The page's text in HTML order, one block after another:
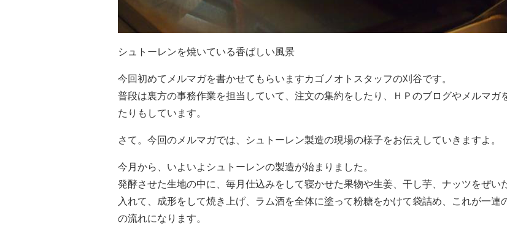
シュトーレンを焼いている香ばしい風景
今回初めてメルマガを書かせてもらいますカゴノオトスタッフの刈谷です。
普段は裏方の事務作業を担当していて、注文の集約をしたり、ＨＰのブログやメルマガ
たりもしています。
さて。今回のメルマガでは、シュトーレン製造の現場の様子をお伝えしていきますよ。
今月から、いよいよシュトーレンの製造が始まりました。
発酵させた生地の中に、毎月仕込みをして寝かせた果物や生姜、干し芋、ナッツをぜい
入れて、成形をして焼き上げ、ラム酒を全体に塗って粉糖をかけて袋詰め、これが一連
の流れになります。